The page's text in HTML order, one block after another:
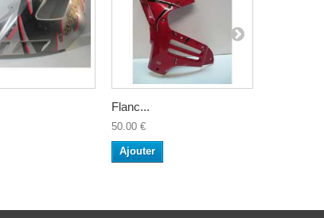
Flanc...
50.00 €
Ajouter